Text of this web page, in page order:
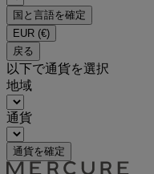
国と言語を確定
EUR (€)
戻る
以下で通貨を選択
地域
通貨
通貨を確定